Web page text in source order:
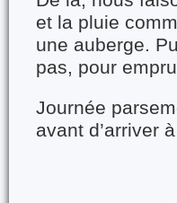
et la pluie
une auberge.
pas, pour
Journée
avant d’arriver